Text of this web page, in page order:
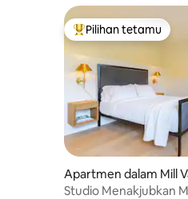
Pilihan utama tetamu
Pilihan tetamu
Apartmen dalam Mill
Studio Menakjubkan